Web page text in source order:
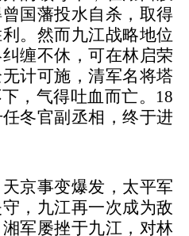
国藩投水自杀，取得
。然而九江战略地位
缠不休，可在林启荣
计可施，清军名将塔
，气得吐血而亡。18
冬官副丞相，终于进
京事变爆发，太平军
，九江再一次成为敌
军屡挫于九江，对林